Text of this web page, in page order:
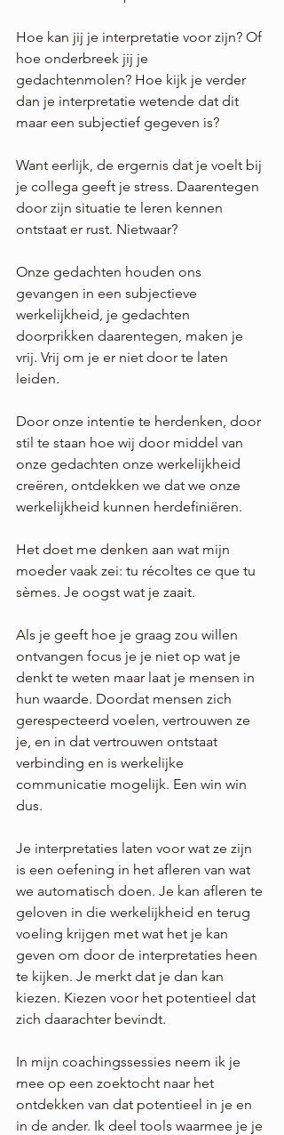
Hoe kan jij je interpretatie voor zijn? Of
hoe onderbreek jij je
gedachtenmolen? Hoe kijk je verder
dan je interpretatie wetende dat dit
maar een subjectief gegeven is?
Want eerlijk, de ergernis dat je voelt bij
je collega geeft je stress. Daarentegen
door zijn situatie te leren kennen
ontstaat er rust. Nietwaar?
Onze gedachten houden ons
gevangen in een subjectieve
werkelijkheid, je gedachten
doorprikken daarentegen, maken je
vrij. Vrij om je er niet door te laten
leiden.
Door onze intentie te herdenken, door
stil te staan hoe wij door middel van
onze gedachten onze werkelijkheid
creëren, ontdekken we dat we onze
werkelijkheid kunnen herdefiniëren.
Het doet me denken aan wat mijn
moeder vaak zei: tu récoltes ce que tu
sèmes. Je oogst wat je zaait.
Als je geeft hoe je graag zou willen
ontvangen focus je je niet op wat je
denkt te weten maar laat je mensen in
hun waarde. Doordat mensen zich
gerespecteerd voelen, vertrouwen ze
je, en in dat vertrouwen ontstaat
verbinding en is werkelijke
communicatie mogelijk. Een win win
dus.
Je interpretaties laten voor wat ze zijn
is een oefening in het afleren van wat
we automatisch doen. Je kan afleren te
geloven in die werkelijkheid en terug
voeling krijgen met wat het je kan
geven om door de interpretaties heen
te kijken. Je merkt dat je dan kan
kiezen. Kiezen voor het potentieel dat
zich daarachter bevindt.
In mijn coachingssessies neem ik je
mee op een zoektocht naar het
ontdekken van dat potentieel in je en
in de ander. Ik deel tools waarmee je je